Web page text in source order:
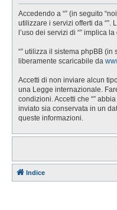
Accedendo a “” (in seguito
utilizzare i servizi offerti da
l’uso dei servizi di “” implica
“” utilizza il sistema phpBB (in
liberamente scaricabile da
Accetti di non inviare alcun
una Legge internazionale.
condizioni. Accetti che “”
inviato sia conservata in un
queste informazioni.
Indice